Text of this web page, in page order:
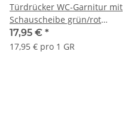
Türdrücker WC-Garnitur mit
Schauscheibe grün/rot
Häfele Startec Modell LDH
2190 Edelstahl poliert
17,95 € *
17,95 € pro 1 GR